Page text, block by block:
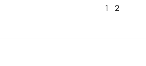
1 2